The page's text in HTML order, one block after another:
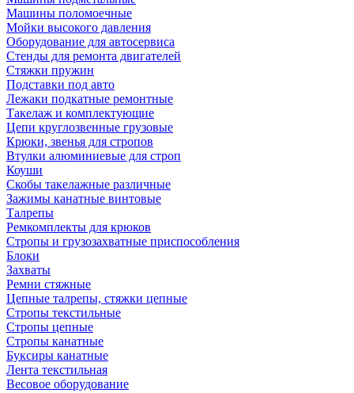
Машины поломоечные
Мойки высокого давления
Оборудование для автосервиса
Стенды для ремонта двигателей
Стяжки пружин
Подставки под авто
Лежаки подкатные ремонтные
Такелаж и комплектующие
Цепи круглозвенные грузовые
Крюки, звенья для стропов
Втулки алюминиевые для строп
Коуши
Скобы такелажные различные
Зажимы канатные винтовые
Талрепы
Ремкомплекты для крюков
Стропы и грузозахватные приспособления
Блоки
Захваты
Ремни стяжные
Цепные талрепы, стяжки цепные
Стропы текстильные
Стропы цепные
Стропы канатные
Буксиры канатные
Лента текстильная
Весовое оборудование